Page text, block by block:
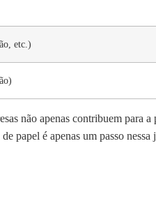
etc.)
não apenas contribuem
papel é apenas um passo